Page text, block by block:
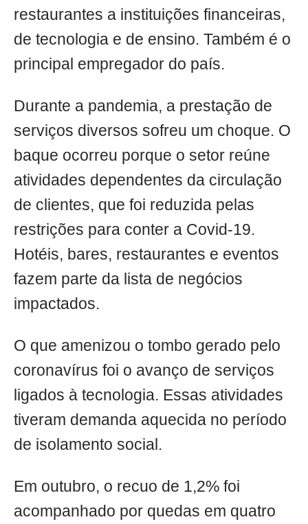
restaurantes a instituições financeiras,
de tecnologia e de ensino. Também é o
principal empregador do país. ​
Durante a pandemia, a prestação de
serviços diversos sofreu um choque. O
baque ocorreu porque o setor reúne
atividades dependentes da circulação
de clientes, que foi reduzida pelas
restrições para conter a Covid-19.
Hotéis, bares, restaurantes e eventos
fazem parte da lista de negócios
impactados.
O que amenizou o tombo gerado pelo
coronavírus foi o avanço de serviços
ligados à tecnologia. Essas atividades
tiveram demanda aquecida no período
de isolamento social.
Em outubro, o recuo de 1,2% foi
acompanhado por quedas em quatro